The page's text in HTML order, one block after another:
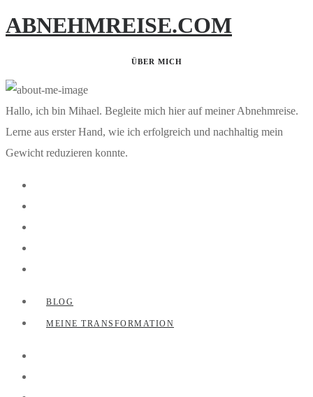
ABNEHMREISE.COM
ÜBER MICH
Hallo, ich bin Mihael. Begleite mich hier auf meiner Abnehmreise.
Lerne aus erster Hand, wie ich erfolgreich und nachhaltig mein
Gewicht reduzieren konnte.
BLOG
MEINE TRANSFORMATION